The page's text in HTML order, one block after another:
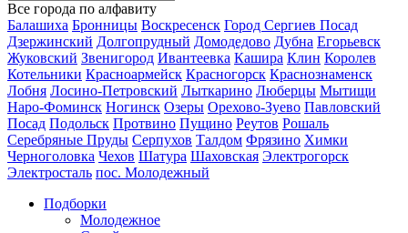
Все города по алфавиту
Балашиха Бронницы Воскресенск Город Сергиев Посад
Дзержинский Долгопрудный Домодедово Дубна Егорьевск
Жуковский Звенигород Ивантеевка Кашира Клин Королев
Котельники Красноармейск Красногорск Краснознаменск
Лобня Лосино-Петровский Лыткарино Люберцы Мытищи
Наро-Фоминск Ногинск Озеры Орехово-Зуево Павловский
Посад Подольск Протвино Пущино Реутов Рошаль
Серебряные Пруды Серпухов Талдом Фрязино Химки
Черноголовка Чехов Шатура Шаховская Электрогорск
Электросталь пос. Молодежный
Подборки
Молодежное